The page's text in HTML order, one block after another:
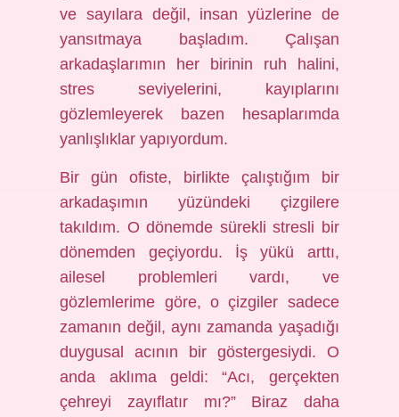
ve sayılara değil, insan yüzlerine de
yansıtmaya başladım. Çalışan
arkadaşlarımın her birinin ruh halini,
stres seviyelerini, kayıplarını
gözlemleyerek bazen hesaplarımda
yanlışlıklar yapıyordum.
Bir gün ofiste, birlikte çalıştığım bir
arkadaşımın yüzündeki çizgilere
takıldım. O dönemde sürekli stresli bir
dönemden geçiyordu. İş yükü arttı,
ailesel problemleri vardı, ve
gözlemlerime göre, o çizgiler sadece
zamanın değil, aynı zamanda yaşadığı
duygusal acının bir göstergesiydi. O
anda aklıma geldi: “Acı, gerçekten
çehreyi zayıflatır mı?” Biraz daha